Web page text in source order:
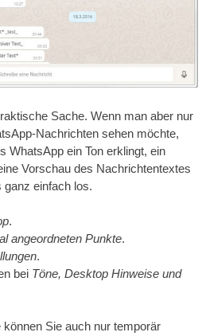
Sache. Wenn man aber nur
Nachrichten sehen möchte,
WhatsApp ein Ton erklingt, ein
Vorschau des Nachrichtentextes
ganz einfach los.
.
angeordneten Punkte.
.
bei Töne, Desktop Hinweise und
können Sie auch nur temporär